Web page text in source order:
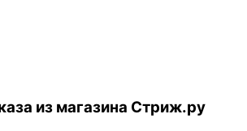
из магазина Стриж.ру